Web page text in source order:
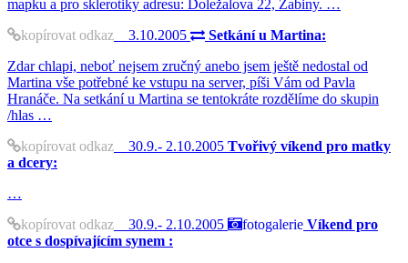
mapku a pro sklerotiky adresu: Doležalova 22, Žabiny. …
kopírovat odkaz 3.10.2005
Setkání u Martina:
Zdar chlapi, neboť nejsem zručný anebo jsem ještě nedostal od
Martina vše potřebné ke vstupu na server, píši Vám od Pavla
Hranáče. Na setkání u Martina se tentokráte rozdělíme do skupin
/hlas …
kopírovat odkaz 30.9.- 2.10.2005 Tvořivý víkend pro matky
a dcery:
…
kopírovat odkaz 30.9.- 2.10.2005 fotogalerie Víkend pro
otce s dospívajícím synem :